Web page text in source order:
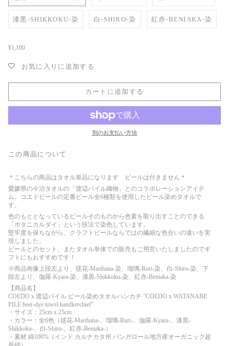
漆黒-SHIKKOKU-染 白-SHIRO-染 紅赤-BENIAKA-染
¥1,100
お気に入りに追加する
カートに追加する
別のお支払い方法
この商品について
＊こちらの商品はタオル単品になります ビールは付きません＊
愛媛県の今治タオルの「渡辺パイル織物」とのコラボレーションアイテ
ム。コエドビールの定番ビール全6種類を使用したビール染めタオルで
す。
色のもととなっているビールそのものから色素を取り出すことのできる
「ボタニカルダイ」という技法で染色しています。
堅牢度を保ちながら、クラフトビールならではの繊細な色合いの違いを実
現しました。
ビールとのセット、またタオル単体での販売もご用意いたしましたのでギ
フトにもおすすめです！
※商品画像上段左より、毬花-Marihana-染、瑠璃-Ruri-染、白-Shiro-染、下
段左より、伽羅-Kyara-染、漆黒-Shikkoku-染、紅赤-Beniaka-染
【商品名】
COEDO x 渡辺パイル ビール染めタオルハンカチ ”COEDO x WATANABE
PILE beer-dye towel handkerchief”
・サイズ：25cm x 25cm
・カラー：全6色（毬花-Marihana-、瑠璃-Ruri-、伽羅-Kyara-、漆黒-
Shikkoku-、白-Shiro-、紅赤-Beniaka-）
・素材 綿100%（インド カルナカタ州 バンガロール地方産オーガニック超